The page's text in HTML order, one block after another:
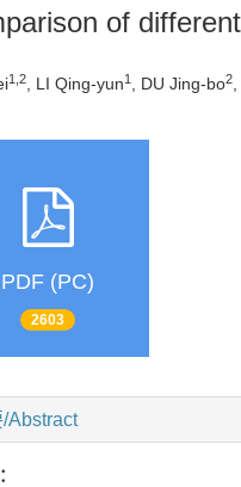
of
1,2 , LI Qing-yun1 , DU Jing-bo2
PDF (PC)
2603
Abstract